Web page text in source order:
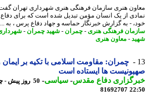
هنری سازمان فرهنگی هنری شهرداری تهران گفت: نام
از یک انسان مؤمن تبدیل شده است که برای دفاع از
- به گزارش خبرنگار حماسه و جهاد دفاع پرس ، به ...
فرهنگی هنری- چمران- شهید چمران- شهرداری
-معاون هنری
چمران: مقاومت اسلامی با تکیه بر ایمان و
ها ایستاده است
دفاع مقدس-سیاسی-
81692707